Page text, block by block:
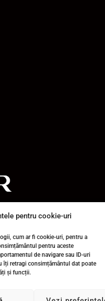
pentru cookie-uri
cum ar fi cookie-uri, pentru a
pentru aceste
de navigare sau ID-uri
îți retragi consimțământul dat poate
și funcții.